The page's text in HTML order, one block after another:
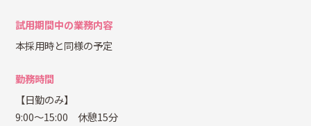
試用期間中の業務内容
本採用時と同様の予定
勤務時間
【日勤のみ】
9:00～15:00 休憩15分